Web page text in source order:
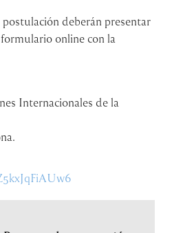
deberán presentar
online con la
Internacionales de la